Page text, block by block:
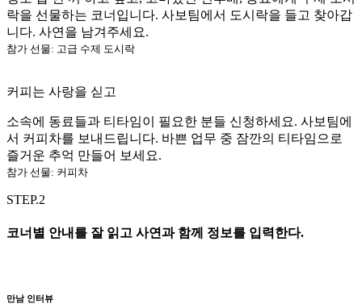
락을 선물하는 코너입니다. 사보팀에서 도시락을 들고 찾아갑
니다. 사연을 남겨주세요.
참가 선물: 고급 수제 도시락
커피는 사랑을 싣고
소속에 동료들과 티타임이 필요한 분들 신청하세요. 사보팀에
서 커피차를 보내드립니다. 바쁜 업무 중 잠깐의 티타임으로
즐거운 추억 만들어 보세요.
참가 선물: 커피차
STEP.2
코너별 안내를 잘 읽고 사연과 함께 정보를 입력한다.
만남 인터뷰